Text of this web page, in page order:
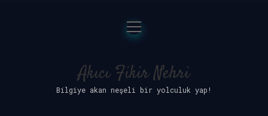
Anasayfa
Gizlilik Politikası
Yasal Uyarı
menüyü
aç
Akıcı Fikir Nehri
Bilgiye akan neşeli bir yolculuk yap!